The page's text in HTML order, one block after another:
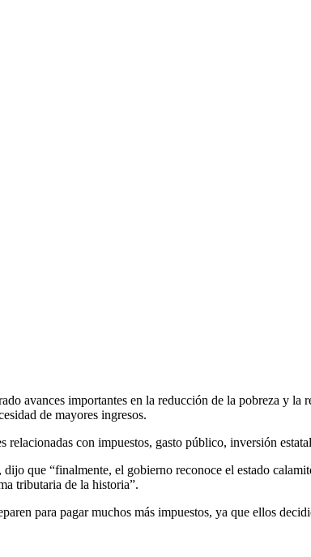
avances importantes en la reducción de la pobreza y
de mayores ingresos.
con impuestos, gasto público, inversión
que “finalmente, el gobierno reconoce el estado
tributaria de la historia”.
para pagar muchos más impuestos, ya que ellos